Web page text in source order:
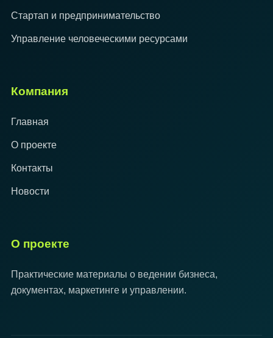
Стартап и предпринимательство
Управление человеческими ресурсами
Компания
Главная
О проекте
Контакты
Новости
О проекте
Практические материалы о ведении бизнеса,
документах, маркетинге и управлении.